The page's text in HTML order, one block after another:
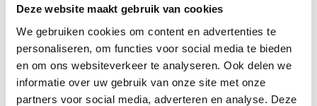
Deze website maakt gebruik van cookies
We gebruiken cookies om content en advertenties te
personaliseren, om functies voor social media te bieden
en om ons websiteverkeer te analyseren. Ook delen we
informatie over uw gebruik van onze site met onze
partners voor social media, adverteren en analyse. Deze
Nude Salmon
•⁠ ⁠Free shipping from €35,-
•⁠ Please note: shipping from €1.95
•⁠ ⁠Premium stainless steel